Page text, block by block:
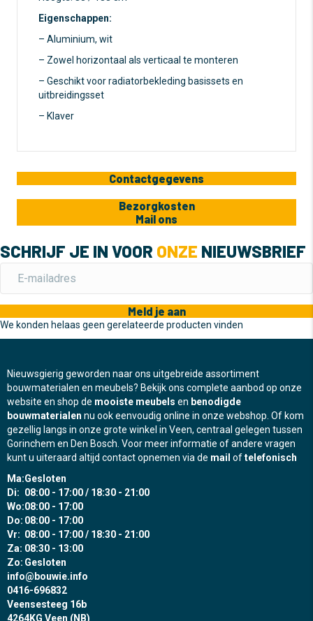
Eigenschappen:
– Aluminium, wit
– Zowel horizontaal als verticaal te monteren
– Geschikt voor radiatorbekleding basissets en
uitbreidingsset
– Klaver
Contactgegevens
Bezorgkosten
Mail ons
SCHRIJF JE IN VOOR ONZE NIEUWSBRIEF
Meld je aan
We konden helaas geen gerelateerde producten vinden
Nieuwsgierig geworden naar ons uitgebreide assortiment
bouwmaterialen en meubels? Bekijk ons complete aanbod op onze
website en shop de mooiste meubels en benodigde
bouwmaterialen nu ook eenvoudig online in onze webshop. Of kom
gezellig langs in onze grote winkel in Veen, centraal gelegen tussen
Gorinchem en Den Bosch. Voor meer informatie of andere vragen
kunt u uiteraard altijd contact opnemen via de mail oftelefonisch
Ma:Gesloten
Di: 08:00 - 17:00 / 18:30 - 21:00
Wo:08:00 - 17:00
Do: 08:00 - 17:00
Vr: 08:00 - 17:00 / 18:30 - 21:00
Za: 08:30 - 13:00
Zo: Gesloten
info@bouwie.info
0416-696832
Veensesteeg 16b
4264KG Veen (NB)